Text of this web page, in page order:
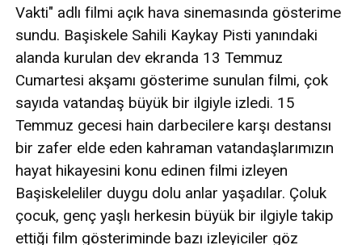
Vakti" adlı filmi açık hava sinemasında gösterime
sundu. Başiskele Sahili Kaykay Pisti yanındaki
alanda kurulan dev ekranda 13 Temmuz
Cumartesi akşamı gösterime sunulan filmi, çok
sayıda vatandaş büyük bir ilgiyle izledi. 15
Temmuz gecesi hain darbecilere karşı destansı
bir zafer elde eden kahraman vatandaşlarımızın
hayat hikayesini konu edinen filmi izleyen
Başiskeleliler duygu dolu anlar yaşadılar. Çoluk
çocuk, genç yaşlı herkesin büyük bir ilgiyle takip
ettiği film gösteriminde bazı izleyiciler göz